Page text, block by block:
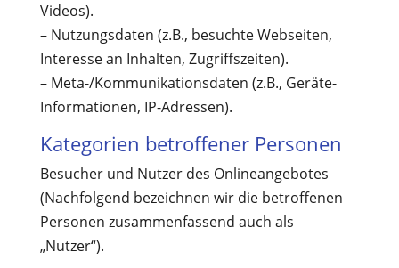
Videos).
– Nutzungsdaten (z.B., besuchte Webseiten,
Interesse an Inhalten, Zugriffszeiten).
– Meta-/Kommunikationsdaten (z.B., Geräte-
Informationen, IP-Adressen).
Kategorien betroffener Personen
Besucher und Nutzer des Onlineangebotes
(Nachfolgend bezeichnen wir die betroffenen
Personen zusammenfassend auch als
„Nutzer“).